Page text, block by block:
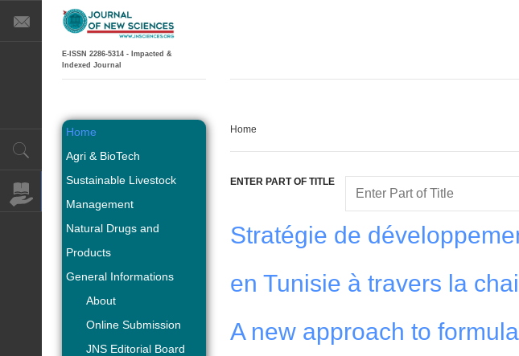
E-ISSN 2286-5314 - Impacted &
Indexed Journal
Home
ENTER PART OF TITLE
Stratégie de
en Tunisie à travers la
A new approach to
Home
Agri & BioTech
Sustainable Livestock
Management
Natural Drugs and
Products
General Informations
About
Online Submission
JNS Editorial Board